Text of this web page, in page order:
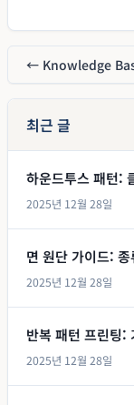
← Knowledge
최근 글
하운드투스 패턴:
2025년 12월 28일
면 원단 가이드:
2025년 12월 28일
반복 패턴 프린팅:
2025년 12월 28일